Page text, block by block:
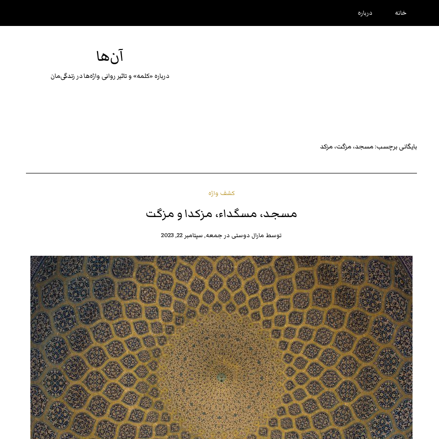
خانه درباره
آن‌ها
درباره «كلمه» و تاثير روانى واژه‌ها در زندگى‌مان
بایگانی برچسب:مسجد، مزگت، مزکد
کشف واژه
مسجد، مسگداء، مزکدا و مزگت
توسط مارال دوستی درجمعه, سپتامبر 22, 2023